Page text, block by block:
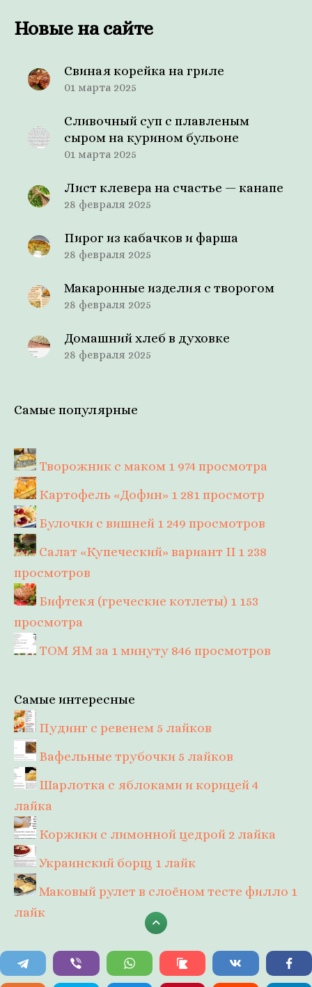
Новые на сайте
Свиная корейка на гриле
01 марта 2025
Сливочный суп с плавленым
сыром на курином бульоне
01 марта 2025
Лист клевера на счастье — канапе
28 февраля 2025
Пирог из кабачков и фарша
28 февраля 2025
Макаронные изделия с творогом
28 февраля 2025
Домашний хлеб в духовке
28 февраля 2025
Самые популярные
Творожник с маком 1 974 просмотра
Картофель «Дофин» 1 281 просмотр
Булочки с вишней 1 249 просмотров
Салат «Купеческий» вариант II 1 238
просмотров
Бифтекя (греческие котлеты) 1 153
просмотра
ТОМ ЯМ за 1 минуту 846 просмотров
Самые интересные
Пудинг с ревенем 5 лайков
Вафельные трубочки 5 лайков
Шарлотка с яблоками и корицей4
лайка
Коржики с лимонной цедрой 2 лайка
Украинский борщ 1 лайк
Маковый рулет в слоёном тесте филло 1
лайк